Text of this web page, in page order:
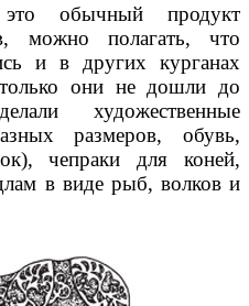
обычный продукт
можно полагать, что
и в других курганах
они не дошли до
художественные
размеров, обувь,
чепраки для коней,
в виде рыб, волков и